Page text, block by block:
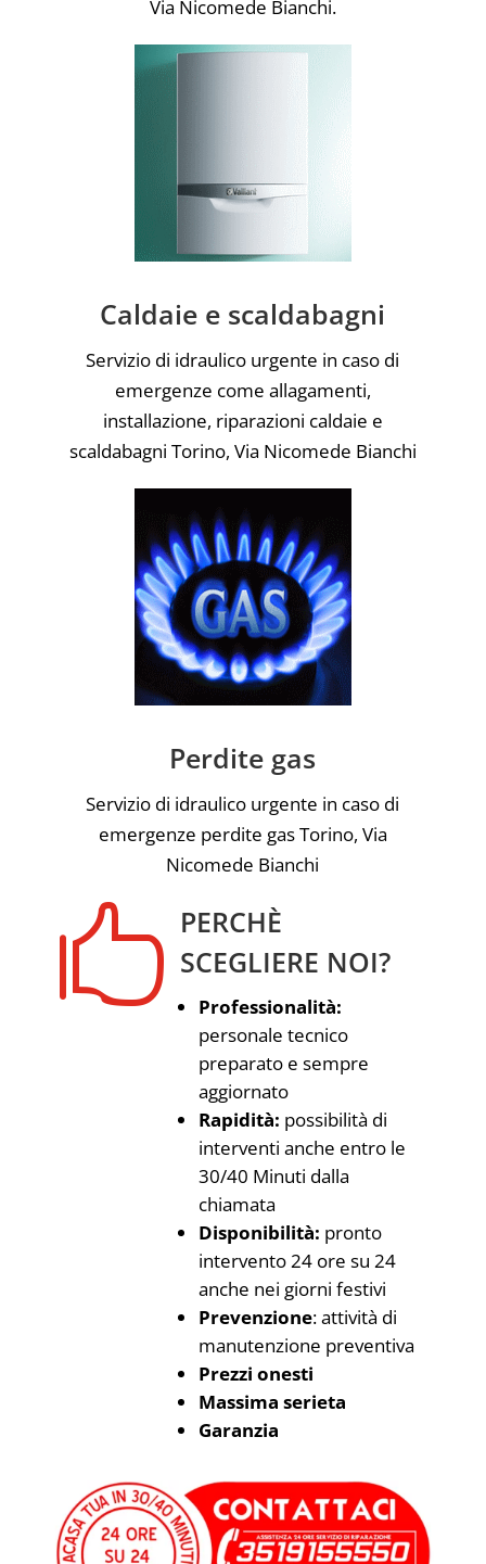
Via Nicomede Bianchi.
Caldaie e scaldabagni
Servizio di idraulico urgente in caso di
emergenze come allagamenti,
installazione, riparazioni caldaie e
scaldabagni Torino, Via Nicomede Bianchi
Perdite gas
Servizio di idraulico urgente in caso di
emergenze perdite gas Torino, Via
Nicomede Bianchi
 PERCHÈ
SCEGLIERE NOI?
Professionalità:
personale tecnico
preparato e sempre
aggiornato
Rapidità: possibilità di
interventi anche entro le
30/40 Minuti dalla
chiamata
Disponibilità: pronto
intervento 24 ore su 24
anche nei giorni festivi
Prevenzione: attività di
manutenzione preventiva
Prezzi onesti
Massima serieta
Garanzia